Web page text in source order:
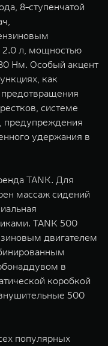
8-ступенчатой
л, мощностью
Нм. Особый акцент
как
системе
предупреждения
удержания в
TANK. Для
массаж сидений
TANK 500
двигателем
в
коробкой
500
популярных